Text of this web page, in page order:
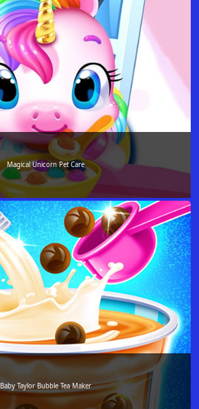
Magical Unicorn Pet Care
Baby Taylor Bubble Tea Maker